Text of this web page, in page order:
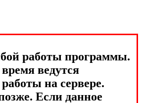
работы программы.
ведутся
на сервере.
Если данное